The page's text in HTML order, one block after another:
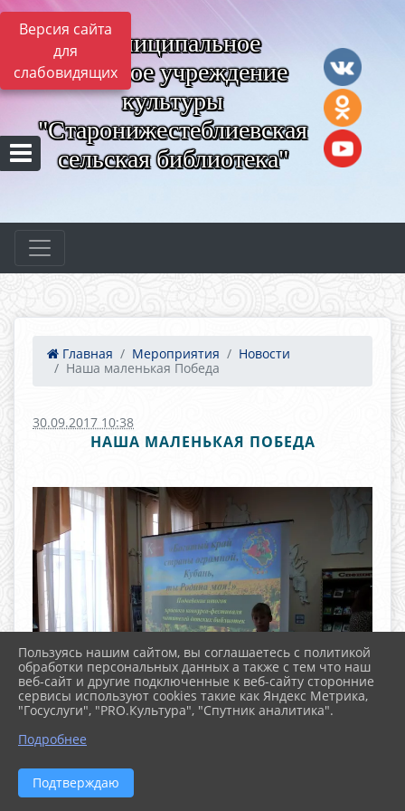
Версия сайта
для
слабовидящих
Муниципальное
казённое учреждение
культуры
"Старонижестеблиевская
сельская библиотека"
Главная Мероприятия
Новости
Наша маленькая Победа
30.09.2017 10:38
НАША МАЛЕНЬКАЯ ПОБЕДА
Пользуясь нашим сайтом, вы соглашаетесь с политикой
обработки персональных данных а также с тем что наш
веб-сайт и другие подключенные к веб-сайту сторонние
сервисы используют cookies такие как Яндекс Метрика,
"Госуслуги", "PRO.Культура", "Спутник аналитика".
Подробнее
Подтверждаю